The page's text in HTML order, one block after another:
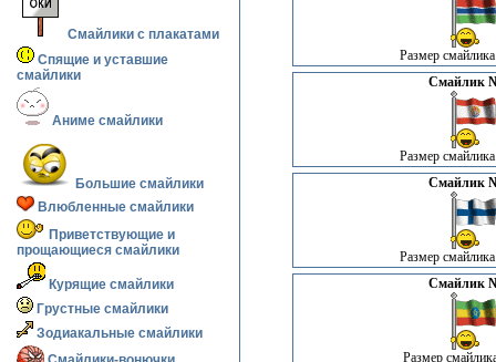
Смайлики с плакатами
Спящие и уставшие
смайлики
Аниме смайлики
Большие смайлики
Влюбленные смайлики
Приветствующие и
прощающиеся смайлики
Курящие смайлики
Грустные смайлики
Зодиакальные смайлики
Размер
Смайлик
Размер
Смайлик
Размер
Смайлик
Размер